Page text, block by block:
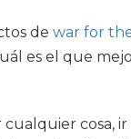
de war for
es el que
cosa,